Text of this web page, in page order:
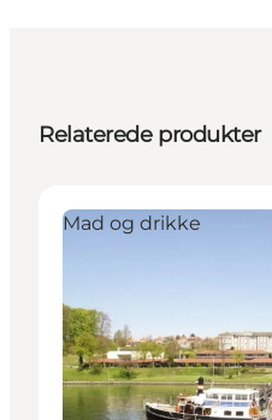
Relaterede produkter
Mad og drikke